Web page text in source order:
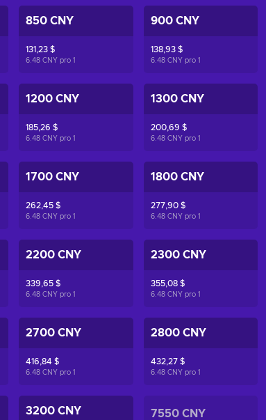
850 CNY
131,23 $
6.48 CNY pro 1
900 CNY
138,93 $
6.48 CNY pro 1
1200 CNY
185,26 $
6.48 CNY pro 1
1300 CNY
200,69 $
6.48 CNY pro 1
1700 CNY
262,45 $
6.48 CNY pro 1
1800 CNY
277,90 $
6.48 CNY pro 1
2200 CNY
339,65 $
6.48 CNY pro 1
2300 CNY
355,08 $
6.48 CNY pro 1
2700 CNY
416,84 $
6.48 CNY pro 1
2800 CNY
432,27 $
6.48 CNY pro 1
3200 CNY 7550 CNY